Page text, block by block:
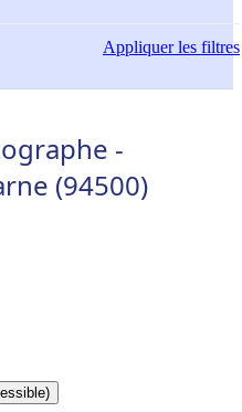
Appliquerles filtres
-
(94500)